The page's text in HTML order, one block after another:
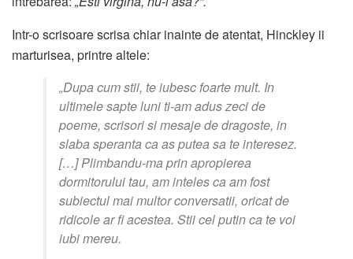
Intr-o scrisoare scrisa chiar inainte de atentat, Hinckley ii
marturisea, printre altele:
„Dupa cum stii, te iubesc foarte mult. In
ultimele sapte luni ti-am adus zeci de
poeme, scrisori si mesaje de dragoste, in
slaba speranta ca as putea sa te interesez.
[…] Plimbandu-ma prin apropierea
dormitorului tau, am inteles ca am fost
subiectul mai multor conversatii, oricat de
ridicole ar fi acestea. Stii cel putin ca te voi
iubi mereu.